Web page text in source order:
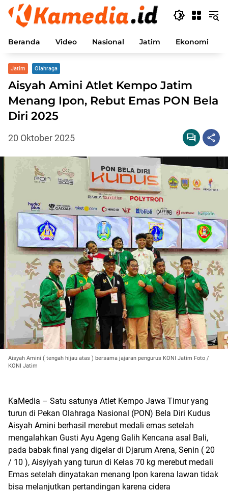
Langsung
konten
Beranda Video Nasional Jatim Ekonomi
Jatim Olahraga
Aisyah Amini Atlet Kempo Jatim
Menang Ipon, Rebut Emas PON Bela
Diri 2025
20 Oktober 2025
Aisyah Amini ( tengah hijau atas ) bersama jajaran pengurus KONI Jatim Foto /
KONI Jatim
KaMedia – Satu satunya Atlet Kempo Jawa Timur yang
turun di Pekan Olahraga Nasional (PON) Bela Diri Kudus
Aisyah Amini berhasil merebut medali emas setelah
mengalahkan Gusti Ayu Ageng Galih Kencana asal Bali,
pada babak final yang digelar di Djarum Arena, Senin ( 20
/ 10 ), Aisyiyah yang turun di Kelas 70 kg merebut medali
Emas setelah dinyatakan menang Ipon karena lawan tidak
bisa melanjutkan pertandingan karena cidera